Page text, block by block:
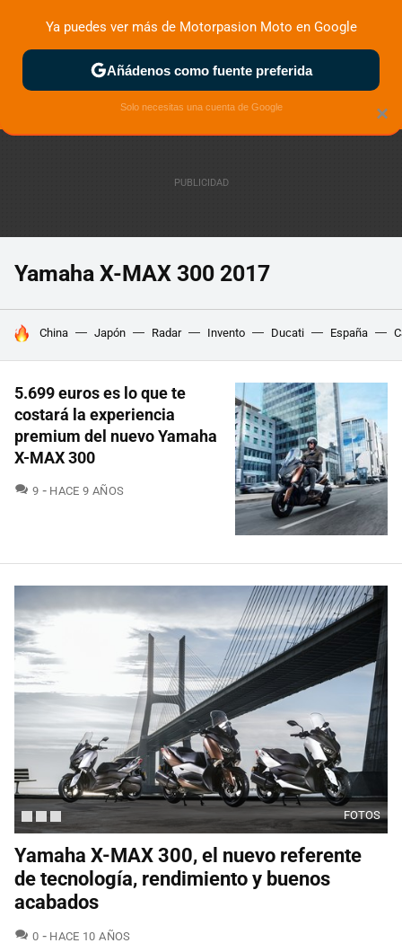
ZONA DE PRUEBAS DEPORTIVAS MOTOS ELÉCTRICAS
Yamaha X-MAX 300 2017
HOY SE HABLA DE
China Japón Radar Invento Ducati España
5.699 euros es lo que te
costará la experiencia
premium del nuevo Yamaha
X-MAX 300
9 COMENTARIOS
HACE 9 AÑOS
FOTOS
Yamaha X-MAX 300, el nuevo referente
de tecnología, rendimiento y buenos
acabados
0 COMENTARIOS
HACE 10 AÑOS
×
Ya puedes ver más de Motorpasion Moto en Google
Añádenos como fuente preferida
Solo necesitas una cuenta de Google